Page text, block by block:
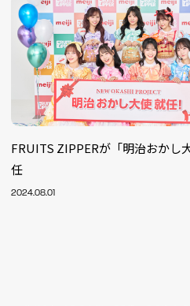
FRUITS ZIPPERが「明治おかし
任
2024.08.01